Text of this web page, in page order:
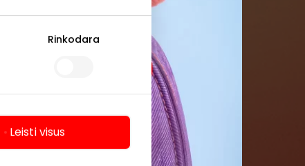
Rinkodara
Leisti visus